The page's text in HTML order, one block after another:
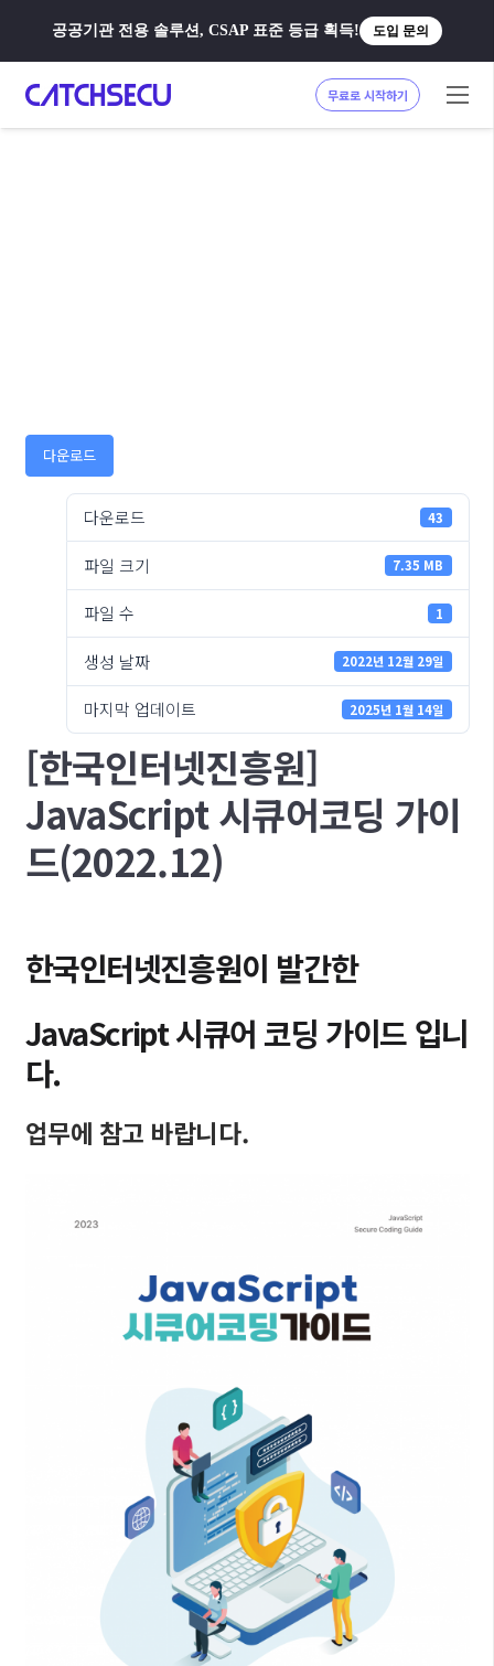
공공기관 전용 솔루션, CSAP 표준 등급 획득! 도입 문의
무료로 시작하기
다운로드
다운로드 43
파일 크기 7.35 MB
파일 수 1
생성 날짜 2022년 12월 29일
마지막 업데이트 2025년 1월 14일
[한국인터넷진흥원]
JavaScript 시큐어코딩 가이
드(2022.12)
한국인터넷진흥원이 발간한
JavaScript 시큐어 코딩 가이드 입니
다.
업무에 참고 바랍니다.